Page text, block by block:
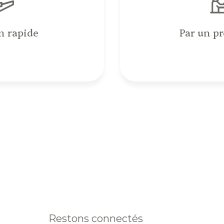
rapide Par un
Restons connectés